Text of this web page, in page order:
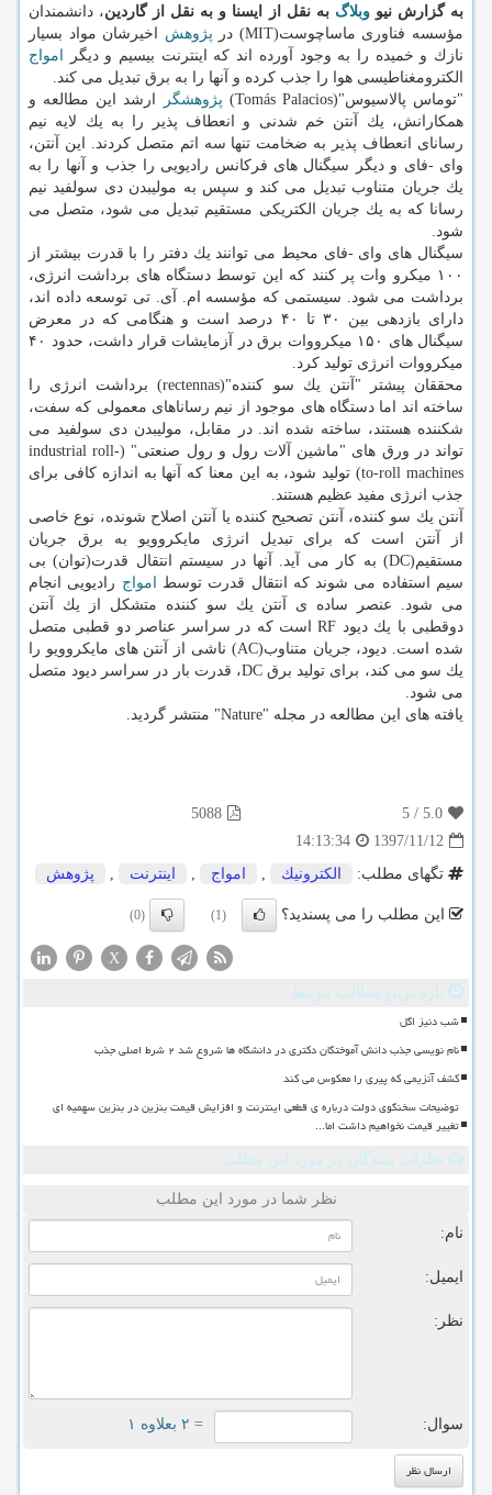
به گزارش نیووبلاگ به نقل از ایسنا و به نقل از گاردین، دانشمندان
مؤسسه فناوری ماساچوست(MIT) در
پژوهش اخیرشان مواد بسیار
نازك و خمیده را به وجود آورده اند كه اینترنت بیسیم و دیگر امواج
الكترومغناطیسی هوا را جذب كرده و آنها را به برق تبدیل می كند.
"توماس پالاسیوس"(Tomás Palacios)
پژوهشگر
ارشد این مطالعه و
همكارانش، یك آنتن خم شدنی و انعطاف پذیر را به یك لایه نیم
رسانای انعطاف پذیر به ضخامت تنها سه اتم متصل كردند. این آنتن،
وای -فای و دیگر سیگنال های فركانس رادیویی را جذب و آنها را به
یك جریان متناوب تبدیل می كند و سپس به مولیبدن دی سولفید نیم
رسانا كه به یك جریان الكتریكی مستقیم تبدیل می شود، متصل می
شود.
سیگنال های وای -فای محیط می توانند یك دفتر را با قدرت بیشتر از
۱۰۰ میكرو وات پر كنند كه این توسط دستگاه های برداشت انرژی،
برداشت می شود. سیستمی كه مؤسسه ام. آی. تی توسعه داده اند،
دارای بازدهی بین ۳۰ تا ۴۰ درصد است و هنگامی كه در معرض
سیگنال های ۱۵۰ میكرووات برق در آزمایشات قرار داشت، حدود ۴۰
میكرووات انرژی تولید كرد.
محققان پیشتر "آنتن یك سو كننده"(rectennas) برداشت انرژی را
ساخته اند اما دستگاه های موجود از نیم رساناهای معمولی كه سفت،
شكننده هستند، ساخته شده اند. در مقابل، مولیبدن دی سولفید می
تواند در ورق های "ماشین آلات رول و رول صنعتی" (industrial roll-
to-roll machines) تولید شود، به این معنا كه آنها به اندازه كافی برای
جذب انرژی مفید عظیم هستند.
آنتن یك سو كننده، آنتن تصحیح كننده یا آنتن اصلاح شونده، نوع خاصی
از آنتن است كه برای تبدیل انرژی مایكروویو به برق جریان
مستقیم(DC) به كار می آید. آنها در سیستم انتقال قدرت(توان) بی
سیم استفاده می شوند كه انتقال قدرت توسط امواج رادیویی انجام
می شود. عنصر ساده ی آنتن یك سو كننده متشكل از یك آنتن
دوقطبی با یك دیود RF است كه در سراسر عناصر دو قطبی متصل
شده است. دیود، جریان متناوب(AC) ناشی از آنتن های مایكروویو را
یك سو می كند، برای تولید برق DC، قدرت بار در سراسر دیود متصل
می شود.
یافته های این مطالعه در مجله "Nature" منتشر گردید.
5.0
/
5
5088
1397/11/12
14:13:34
تگهای مطلب:
الكترونیك , امواج , اینترنت , پژوهش
این مطلب را می پسندید؟ (1)
(0)
X
تازه ترین مطالب مرتبط
شب دنیز اگل
نام نویسی جذب دانش آموختگان دکتری در دانشگاه ها شروع شد ۲ شرط اصلی جذب
کشف آنزیمی که پیری را معکوس می کند
توضیحات سخنگوی دولت درباره ی قطعی اینترنت و افزایش قیمت بنزین در بنزین سهمیه ای
تغییر قیمت نخواهیم داشت اما...
نظرات بینندگان در مورد این مطلب
نظر شما در مورد این مطلب
نام:
ایمیل:
نظر:
سوال: = ۲ بعلاوه ۱